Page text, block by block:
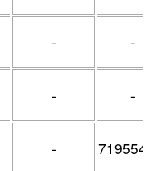
- -
- -
-